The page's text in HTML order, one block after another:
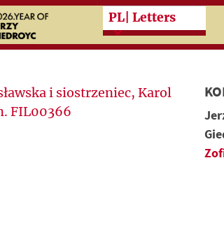
Przeskocz do
PL | Letters